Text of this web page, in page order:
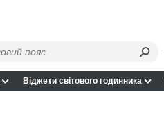
Віджети світового годинника